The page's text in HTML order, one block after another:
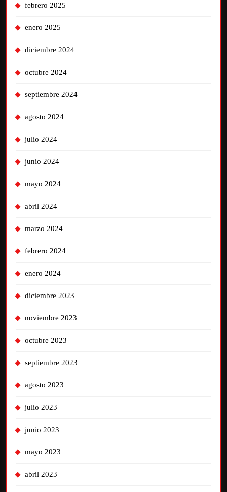
febrero 2025
enero 2025
diciembre 2024
octubre 2024
septiembre 2024
agosto 2024
julio 2024
junio 2024
mayo 2024
abril 2024
marzo 2024
febrero 2024
enero 2024
diciembre 2023
noviembre 2023
octubre 2023
septiembre 2023
agosto 2023
julio 2023
junio 2023
mayo 2023
abril 2023